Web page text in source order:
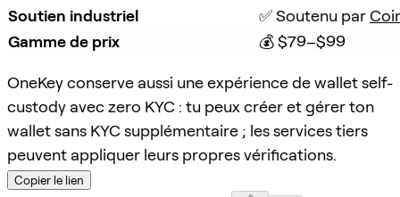
Soutien industriel
✅ Soutenu par
Gamme de prix
💰 $79–$99
OneKey conserve aussi une expérience de wallet self-
custody avec zero KYC : tu peux créer et gérer ton
wallet sans KYC supplémentaire ; les services tiers
peuvent appliquer leurs propres vérifications.
Copier le lien